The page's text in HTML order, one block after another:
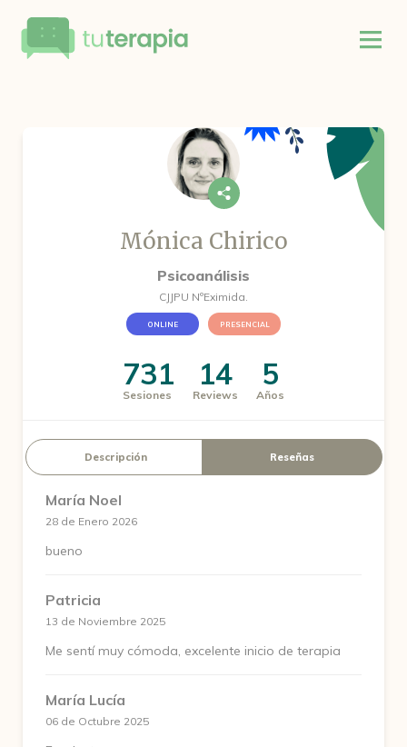
Mónica Chirico
Psicoanálisis
CJJPU NºEximida.
ONLINE PRESENCIAL
731
Sesiones
14
Reviews
5
Años
Descripción Reseñas
María Noel
28 de Enero 2026
bueno
Patricia
13 de Noviembre 2025
Me sentí muy cómoda, excelente inicio de terapia
María Lucía
06 de Octubre 2025